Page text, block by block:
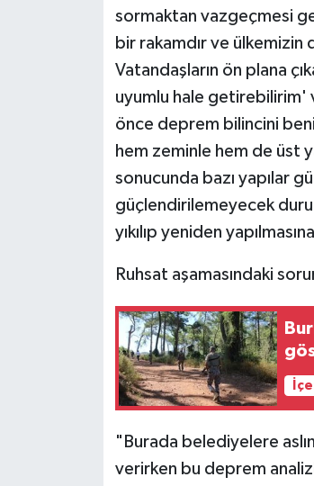
sormaktan vazgeçmesi
bir rakamdır ve
Vatandaşların ön plana
uyumlu hale getirebilirim'
önce deprem bilincini
hem zeminle hem de üst
sonucunda bazı yapılar
güçlendirilemeyecek
yıkılıp yeniden
Ruhsat aşamasındaki
"Burada belediyelere
verirken bu deprem